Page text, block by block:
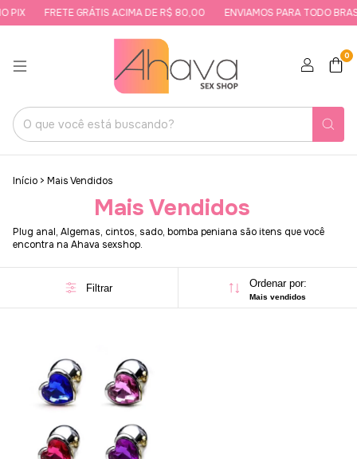
PIX FRETE GRÁTIS ACIMA DE R$ 80,00 ENVIAMOS PARA TODO
0
Início > Mais Vendidos
Mais Vendidos
Plug anal, Algemas, cintos, sado, bomba peniana são itens que você
encontra na Ahava sexshop.
Filtrar Ordenar por:
Mais vendidos